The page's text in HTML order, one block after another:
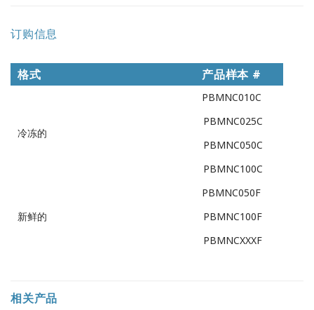
订购信息
格式 产品样本 #
冷冻的
PBMNC010C
PBMNC025C
PBMNC050C
PBMNC100C
新鲜的
PBMNC050F
PBMNC100F
PBMNCXXXF
相关产品